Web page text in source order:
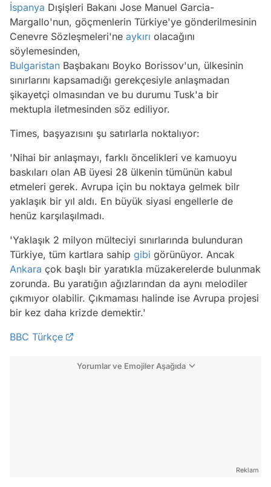
İspanya Dışişleri Bakanı Jose Manuel Garcia-
Margallo'nun, göçmenlerin Türkiye'ye gönderilmesinin
Cenevre Sözleşmeleri'ne aykırı olacağını
söylemesinden,
Bulgaristan Başbakanı Boyko Borissov'un, ülkesinin
sınırlarını kapsamadığı gerekçesiyle anlaşmadan
şikayetçi olmasından ve bu durumu Tusk'a bir
mektupla iletmesinden söz ediliyor.
Times, başyazısını şu satırlarla noktalıyor:
'Nihai bir anlaşmayı, farklı öncelikleri ve kamuoyu
baskıları olan AB üyesi 28 ülkenin tümünün kabul
etmeleri gerek. Avrupa için bu noktaya gelmek bilr
yaklaşık bir yıl aldı. En büyük siyasi engellerle de
henüz karşılaşılmadı.
'Yaklaşık 2 milyon mülteciyi sınırlarında bulunduran
Türkiye, tüm kartlara sahip gibi görünüyor. Ancak
Ankara çok başlı bir yaratıkla müzakerelerde bulunmak
zorunda. Bu yaratığın ağızlarından da aynı melodiler
çıkmıyor olabilir. Çıkmaması halinde ise Avrupa projesi
bir kez daha krizde demektir.'
BBC Türkçe
Yorumlar ve Emojiler Aşağıda
Reklam
Gündem